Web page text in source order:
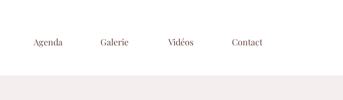
Agenda Galerie Vidéos Contact